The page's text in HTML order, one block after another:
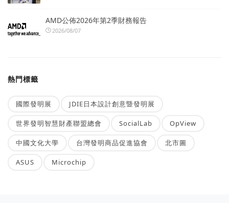
AMD公佈2026年第2季財務報告
2026/08/07
熱門標籤
國際發明展 JDIE日本設計創意暨發明展
世界發明智慧財產聯盟總會 SocialLab OpView
中國文化大學 台灣發明商品促進協會 北市圖
ASUS Microchip